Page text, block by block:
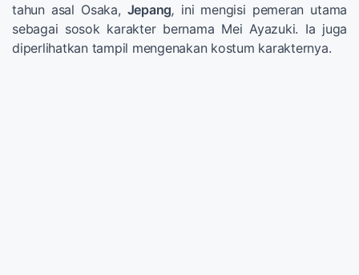
tahun asal Osaka, Jepang, ini mengisi pemeran utama
sebagai sosok karakter bernama Mei Ayazuki. Ia juga
diperlihatkan tampil mengenakan kostum karakternya.